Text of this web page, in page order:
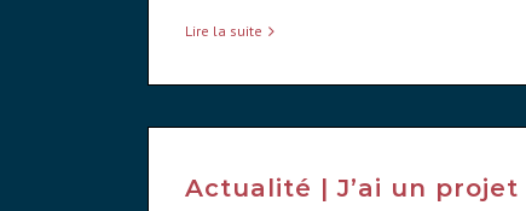
Lire la suite
Actualité | J’ai un projet